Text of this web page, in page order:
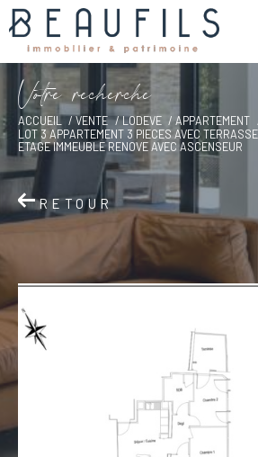
Votre recherche
ACCUEIL VENTE LODEVE APPARTEMENT
LOT 3 APPARTEMENT 3 PIECES AVEC
ETAGE IMMEUBLE RENOVE AVEC ASCENSEUR
RETOUR